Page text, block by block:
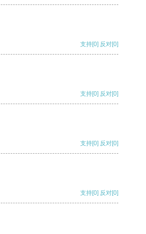
支持[0] 反对[0]
支持[0] 反对[0]
支持[0] 反对[0]
支持[0] 反对[0]